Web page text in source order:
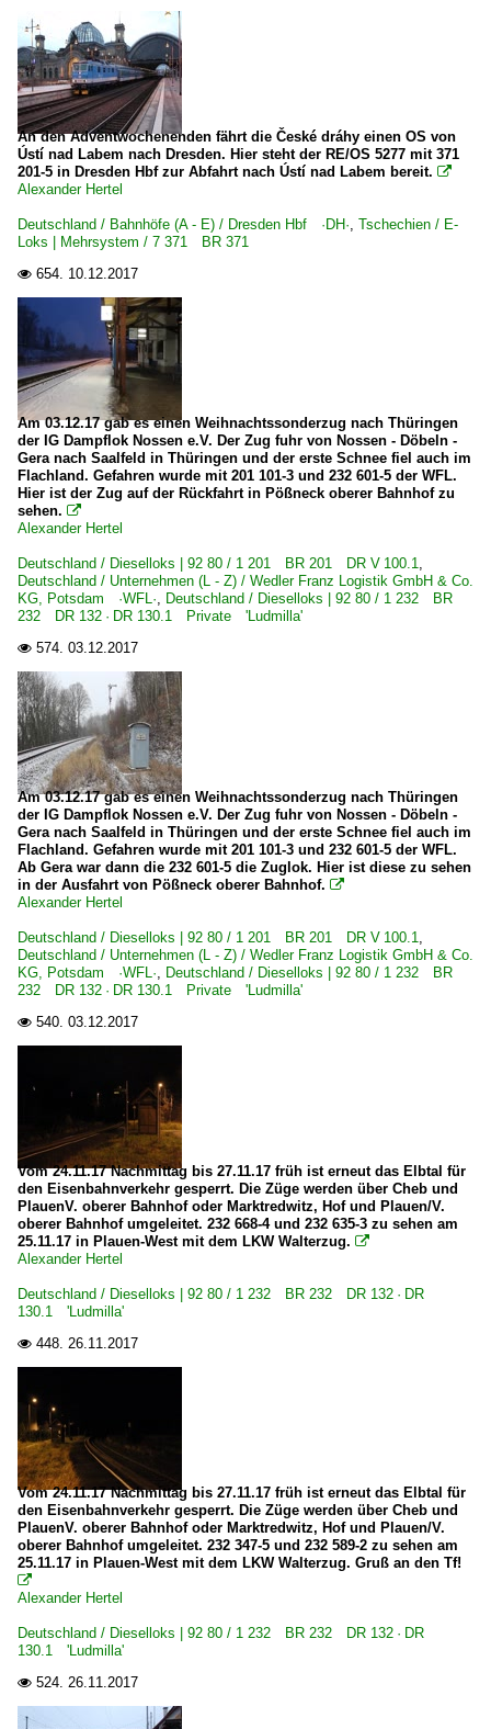
Wedler Franz Logistik GmbH & Co. KG, Potsdam ·WFL·
Werksbahnen
Wismut-Werkbahnen (alle Strecken)
Frankreich
E-Loks | Mehrsystem
Elektrotriebzüge | HGV
TGV Duplex Rame 201-291
Österreich
E-Loks
BR 1016 ·ES 64 U2· Taurus
BR 1042
BR 1142
Polen
BR 232 3 640 Private
E-Loks
BR 5 170 ·Vectron DC·
Unternehmen
Polskie Koleje Państwowe S.A. ·PKP·
Schweden
Dampfloks
~ Sonstige
E-Loks | 91 85
4 421 Re 421 Re 4/4 II CH+D ·SBB·
4 482 Re 482 ·SBB· Traxx AC1/2
Slowakei
Dieselloks
BR 781 · T 679.1 'Sergej'
7 131 BR 131 Doppellok
Tschechien
Dampfloks
BR 354.1 · kkStB 629
BR 423.0 'Velký Býček'
BR 434.2 · kkStB 170 Umbau 434.0
BR 464.2 'Rosnička'
BR 475.1 'Slechtična' ('Gräfin')
An den Adventwochenenden fährt die České dráhy einen OS von
Ústí nad Labem nach Dresden. Hier steht der RE/OS 5277 mit 371
201-5 in Dresden Hbf zur Abfahrt nach Ústí nad Labem bereit. 
Alexander Hertel
Deutschland / Bahnhöfe (A - E) / Dresden Hbf ·DH·, Tschechien / E-
Loks | Mehrsystem / 7 371 BR 371
 654. 10.12.2017
Am 03.12.17 gab es einen Weihnachtssonderzug nach Thüringen
der IG Dampflok Nossen e.V. Der Zug fuhr von Nossen - Döbeln -
Gera nach Saalfeld in Thüringen und der erste Schnee fiel auch im
Flachland. Gefahren wurde mit 201 101-3 und 232 601-5 der WFL.
Hier ist der Zug auf der Rückfahrt in Pößneck oberer Bahnhof zu
sehen. 
Alexander Hertel
Deutschland / Dieselloks | 92 80 / 1 201 BR 201 DR V 100.1,
Deutschland / Unternehmen (L - Z) / Wedler Franz Logistik GmbH & Co.
KG, Potsdam ·WFL·, Deutschland / Dieselloks | 92 80 / 1 232 BR
232 DR 132 · DR 130.1 Private 'Ludmilla'
 574. 03.12.2017
Am 03.12.17 gab es einen Weihnachtssonderzug nach Thüringen
der IG Dampflok Nossen e.V. Der Zug fuhr von Nossen - Döbeln -
Gera nach Saalfeld in Thüringen und der erste Schnee fiel auch im
Flachland. Gefahren wurde mit 201 101-3 und 232 601-5 der WFL.
Ab Gera war dann die 232 601-5 die Zuglok. Hier ist diese zu sehen
in der Ausfahrt von Pößneck oberer Bahnhof. 
Alexander Hertel
Deutschland / Dieselloks | 92 80 / 1 201 BR 201 DR V 100.1,
Deutschland / Unternehmen (L - Z) / Wedler Franz Logistik GmbH & Co.
KG, Potsdam ·WFL·, Deutschland / Dieselloks | 92 80 / 1 232 BR
232 DR 132 · DR 130.1 Private 'Ludmilla'
 540. 03.12.2017
Vom 24.11.17 Nachmittag bis 27.11.17 früh ist erneut das Elbtal für
den Eisenbahnverkehr gesperrt. Die Züge werden über Cheb und
PlauenV. oberer Bahnhof oder Marktredwitz, Hof und Plauen/V.
oberer Bahnhof umgeleitet. 232 668-4 und 232 635-3 zu sehen am
25.11.17 in Plauen-West mit dem LKW Walterzug. 
Alexander Hertel
Deutschland / Dieselloks | 92 80 / 1 232 BR 232 DR 132 · DR
130.1 'Ludmilla'
 448. 26.11.2017
Vom 24.11.17 Nachmittag bis 27.11.17 früh ist erneut das Elbtal für
den Eisenbahnverkehr gesperrt. Die Züge werden über Cheb und
PlauenV. oberer Bahnhof oder Marktredwitz, Hof und Plauen/V.
oberer Bahnhof umgeleitet. 232 347-5 und 232 589-2 zu sehen am
25.11.17 in Plauen-West mit dem LKW Walterzug. Gruß an den Tf!

Alexander Hertel
Deutschland / Dieselloks | 92 80 / 1 232 BR 232 DR 132 · DR
130.1 'Ludmilla'
 524. 26.11.2017